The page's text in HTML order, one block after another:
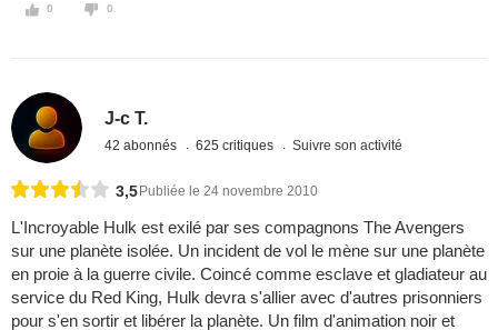
0 0
J-c T.
42 abonnés 625 critiques Suivre son activité
3,5 Publiée le 24 novembre 2010
L'Incroyable Hulk est exilé par ses compagnons The Avengers
sur une planète isolée. Un incident de vol le mène sur une planète
en proie à la guerre civile. Coincé comme esclave et gladiateur au
service du Red King, Hulk devra s'allier avec d'autres prisonniers
pour s'en sortir et libérer la planète. Un film d'animation noir et